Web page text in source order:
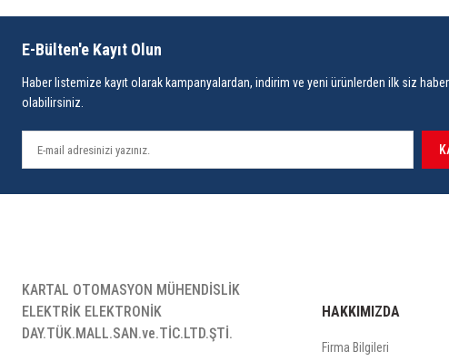
E-Bülten'e Kayıt Olun
Haber listemize kayıt olarak kampanyalardan, indirim ve yeni ürünlerden ilk siz
olabilirsiniz.
KARTAL OTOMASYON MÜHENDİSLİK
ELEKTRİK ELEKTRONİK
DAY.TÜK.MALL.SAN.ve.TİC.LTD.ŞTİ.
HAKKIMIZDA
Firma Bilgileri